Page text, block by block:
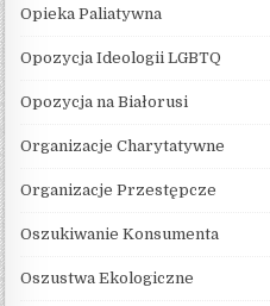
Opieka Paliatywna
Opozycja Ideologii LGBTQ
Opozycja na Białorusi
Organizacje Charytatywne
Organizacje Przestępcze
Oszukiwanie Konsumenta
Oszustwa Ekologiczne